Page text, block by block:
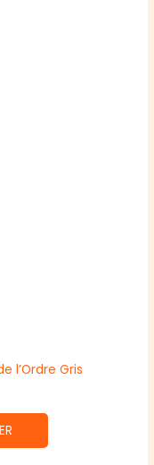
l’Ordre Gris